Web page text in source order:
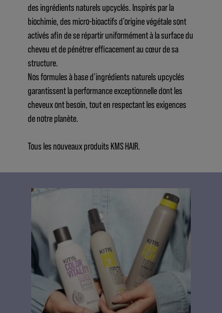
des ingrédients naturels upcyclés. Inspirés par la
biochimie, des micro-bioactifs d’origine végétale sont
activés afin de se répartir uniformément à la surface du
cheveu et de pénétrer efficacement au cœur de sa
structure.
Nos formules à base d’ingrédients naturels upcyclés
garantissent la performance exceptionnelle dont les
cheveux ont besoin, tout en respectant les exigences
de notre planète.
Tous les nouveaux produits KMS HAIR.